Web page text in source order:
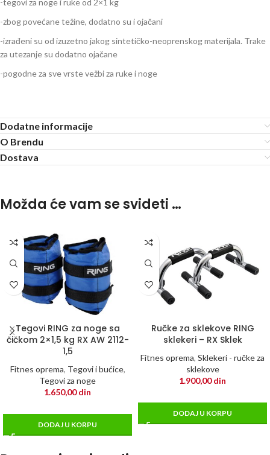
-tegovi za noge i ruke od 2×1 kg
-zbog povećane težine, dodatno su i ojačani
-izrađeni su od izuzetno jakog sintetičko-neoprenskog materijala. Trake
za utezanje su dodatno ojačane
-pogodne za sve vrste vežbi za ruke i noge
Dodatne informacije
O Brendu
Dostava
Možda će vam se svideti …
Tegovi RING za noge sa
čičkom 2×1,5 kg RX AW 2112-
1,5
Fitnes oprema, Tegovi i bućice,
Tegovi za noge
1.650,00din
DODAJ U KORPU
Ručke za sklekove RING
sklekeri – RX Sklek
Fitnes oprema, Sklekeri - ručke za
sklekove
1.900,00din
DODAJ U KORPU